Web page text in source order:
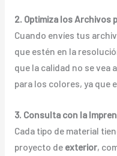
2. Optimiza los Archivos
Cuando envíes tus
que estén en la
que la calidad no se vea
para los colores, ya que
3. Consulta con la
Cada tipo de material
proyecto de exterior,